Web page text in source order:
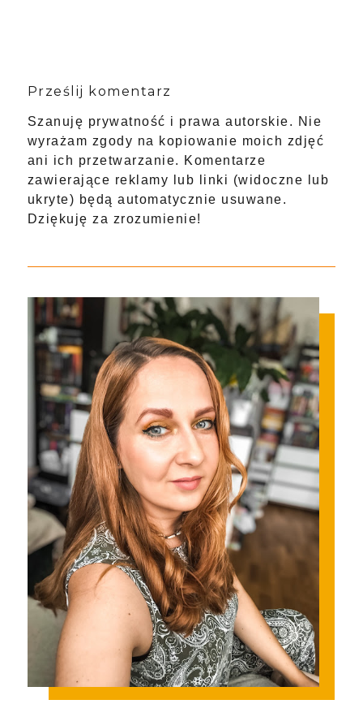
Prześlij komentarz
Szanuję prywatność i prawa autorskie. Nie
wyrażam zgody na kopiowanie moich zdjęć
ani ich przetwarzanie. Komentarze
zawierające reklamy lub linki (widoczne lub
ukryte) będą automatycznie usuwane.
Dziękuję za zrozumienie!